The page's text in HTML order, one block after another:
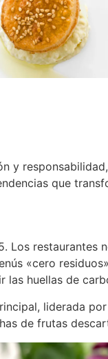
y
que
restaurantes
«cero
las huellas de
liderada
de frutas